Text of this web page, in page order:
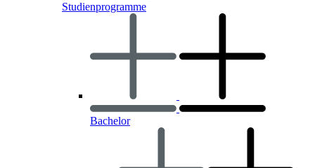
Studienprogramme
Bachelor